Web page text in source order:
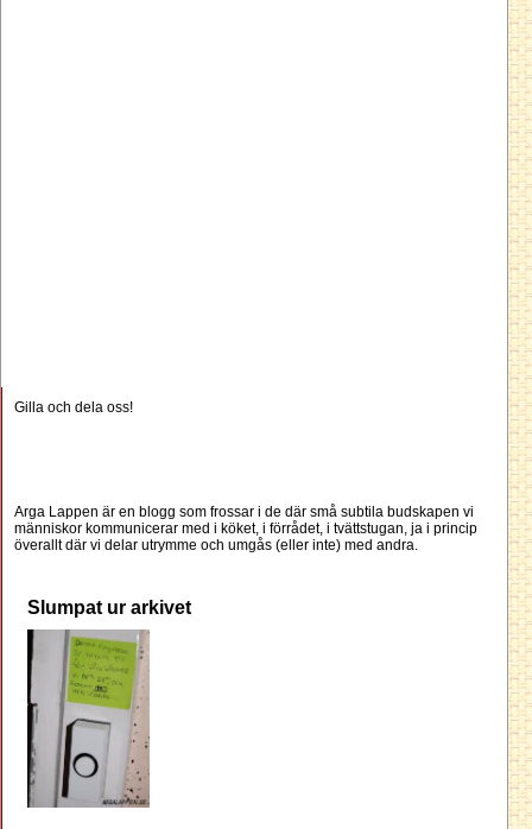
Gilla och dela oss!
Arga Lappen är en blogg som frossar i de där små subtila budskapen vi
människor kommunicerar med i köket, i förrådet, i tvättstugan, ja i princip
överallt där vi delar utrymme och umgås (eller inte) med andra.
Slumpat ur arkivet